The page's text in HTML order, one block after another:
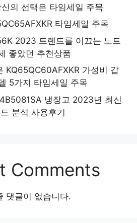
의 선택은 타임세일 주목
타임세일 주목
2023 트렌드를 이끄는 노트
좋았던 추천상품
KQ65QC60AFXKR 가성비 갑
5가지 타임세일 주목
냉장고 2023년 최신
분석 사용후기
Comments
댓글이 없습니다.